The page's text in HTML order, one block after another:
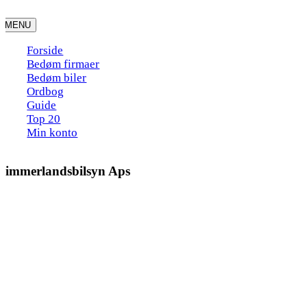
to
content
MENU
Forside
Bedøm firmaer
Bedøm biler
Ordbog
Guide
Top 20
Min konto
Aps